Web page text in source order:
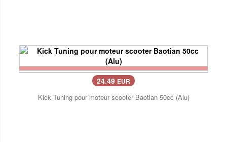
24.49 EUR
Kick Tuning pour moteur scooter Baotian 50cc (Alu)